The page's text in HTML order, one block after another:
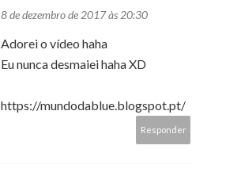
8 de dezembro de 2017 às 20:30
Adorei o vídeo haha
Eu nunca desmaiei haha XD
https://mundodablue.blogspot.pt/
Responder